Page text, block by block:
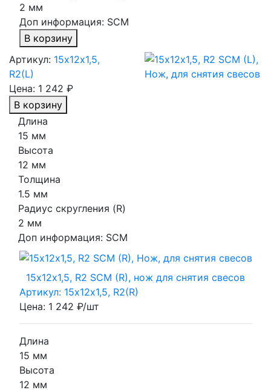
2 мм
Доп информация: SCM
В корзину
Артикул: 15х12х1,5,
R2(L)
Цена: 1 242 ₽
В корзину
Длина
15 мм
Высота
12 мм
Толщина
1.5 мм
Радиус скругления (R)
2 мм
Доп информация: SCM
15х12х1,5, R2 SCM (R), нож для снятия свесов
Артикул: 15х12х1,5, R2(R)
Цена: 1 242 ₽/шт
Длина
15 мм
Высота
12 мм